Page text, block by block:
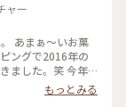
ャー
あまぁ〜いお菓
ングで2016年の
ました。笑 今年
えますように。
もっとみる